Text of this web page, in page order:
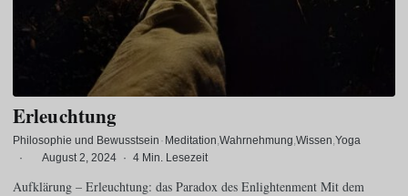
Erleuchtung
Philosophie und Bewusstsein · Meditation Wahrnehmung Wissen Yoga
·
August 2, 2024 · 4 Min. Lesezeit
Aufklärung – Erleuchtung: das Paradox des Enlightenment Mit dem